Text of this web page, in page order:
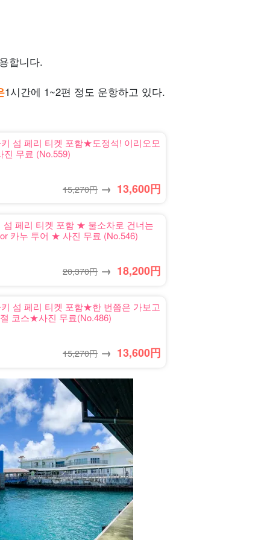
합니다.
1시간에 1~2편 정도 운항하고 있다.
섬 페리 티켓 포함★도정석! 이리오모
무료 (No.559)
15,270円 → 13,600円
페리 티켓 포함 ★ 물소차로 건너는
카누 투어 ★ 사진 무료 (No.546)
20,370円 → 18,200円
섬 페리 티켓 포함★한 번쯤은 가보고
코스★사진 무료(No.486)
15,270円 → 13,600円